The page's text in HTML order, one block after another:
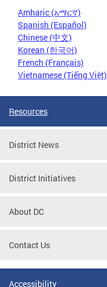
Amharic (አማርኛ)
Spanish (Español)
Chinese (中文)
Korean (한국어)
French (Français)
Vietnamese (Tiếng Việt)
Resources
District News
District Initiatives
About DC
Contact Us
Accessibility